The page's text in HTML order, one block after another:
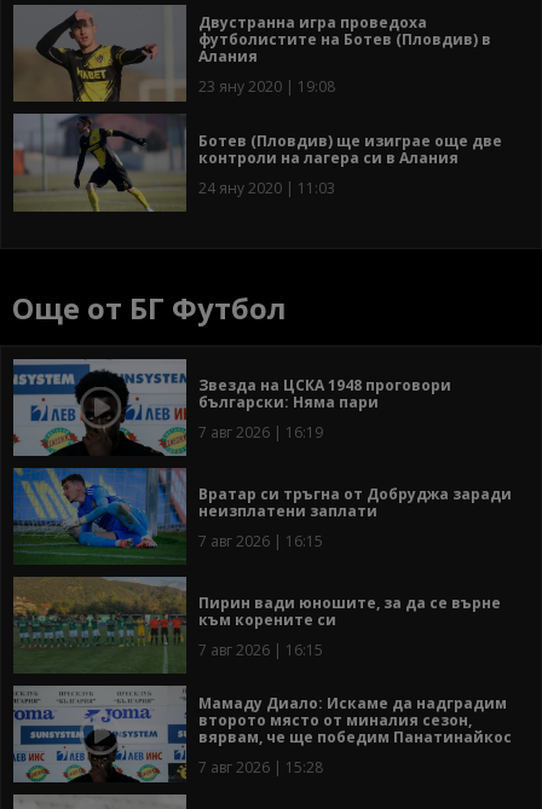
Двустранна игра проведоха
футболистите на Ботев (Пловдив) в
Алания
23 яну 2020 | 19:08
Ботев (Пловдив) ще изиграе още две
контроли на лагера си в Алания
24 яну 2020 | 11:03
Още от БГ Футбол
Звезда на ЦСКА 1948 проговори
български: Няма пари
7 авг 2026 | 16:19
Вратар си тръгна от Добруджа заради
неизплатени заплати
7 авг 2026 | 16:15
Пирин вади юношите, за да се върне
към корените си
7 авг 2026 | 16:15
Мамаду Диало: Искаме да надградим
второто място от миналия сезон,
вярвам, че ще победим Панатинайкос
7 авг 2026 | 15:28